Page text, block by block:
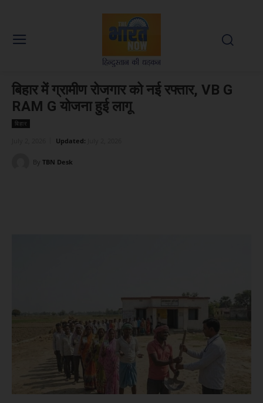
बिहार में ग्रामीण रोजगार को नई रफ्तार, VB G
RAM G योजना हुई लागू
बिहार
Updated:
By TBN Desk